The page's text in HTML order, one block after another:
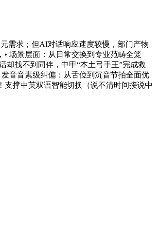
需求；但AI对话响应速度较慢，部门产物
场景层面：从日常交换到专业范畴全笼
却找不到同伴，中甲“本土弓手王”完成救
音音素级纠偏：从舌位到沉音节拍全面优
支撑中英双语智能切换（说不清时间接说中